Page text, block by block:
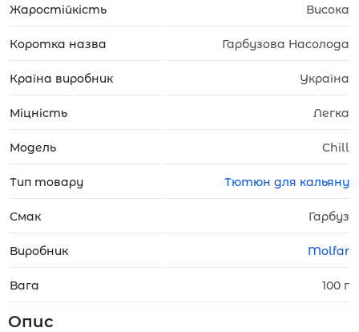
Жаростійкість Висока
Коротка назва Гарбузова Насолода
Країна виробник Україна
Міцність Легка
Модель Chill
Тип товару Тютюн для кальяну
Смак Гарбуз
Виробник Molfar
Вага 100 г
Опис